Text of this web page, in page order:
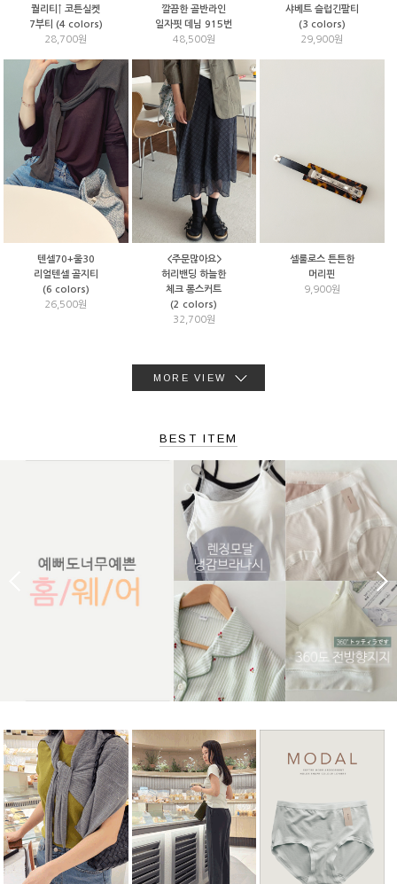
퀄리티↑ 코튼실켓
7부티 (4 colors)
28,700원
깔끔한 골반라인
일자핏 데님 915번
48,500원
샤베트 슬럽긴팔티
(3 colors)
29,900원
텐셀70+울30
리얼텐셀 골지티
(6 colors)
26,500원
<주문많아요>
허리밴딩 하늘한
체크 롱스커트
(2 colors)
32,700원
셀룰로스 튼튼한
머리핀
9,900원
MORE VIEW
BEST ITEM